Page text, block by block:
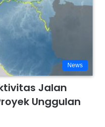
News
Jalan
Unggulan